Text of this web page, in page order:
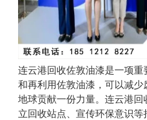
连云港回收佐敦油漆是一项
和再利用佐敦油漆，可以减
地球贡献一份力量。连云港
立回收站点、宣传环保意识